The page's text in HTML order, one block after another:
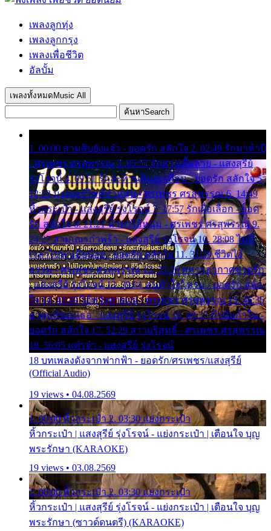
เพลงลูกทุ่ง
เพลงลูกกรุง
เพลงเพื่อชีวิต
อัลบั้ม
เพลงทั้งหมด Music All
ค้นหาSearch
1. 00:00 สามสิบยังแจ๋ว - ยอดรัก สลักใจ 2. 02:49 รักมาห้าปี
- ศรเพชร ศรสุพรรณ 3. 05:57 รักสาวเสื้อลาย - แสงสุรีย์
รุ่งโรจน์ 4. 09:51 รักสะท้านดินสะเทือน - ยอดรัก สลักใจ 5.
12:23 มอเตอร์ไซค์ทำหล่น - ศรเพชร ศรสุพรรณ 6. 14:49
หิ้วกระเป๋า - แสงสุรีย์ รุ่งโรจน์ 7. 17:57 รักเผื่อเลือก - ยอด
รัก สลักใจ 8. 21:21 น้ำตาไอ้หนุ่ม - ศรเพชร ศรสุพรรณ 9.
24:27 สามเณรกำพร้า - แสงสุรีย์ รุ่งโรจน์ 10. 28:08 ไม่มี
เวลาไปหาเมียน้อย - ยอดรัก สลักใจ 11. 31:29 ชีวิตไอ้
ธรรม - ศรเพชร ศรสุพรรณ 12. 35:26 ทหารอากาศขาดรัก
- แสงสุรีย์ รุ่งโรจน์ 13. 39:01 คนหัวใจโทรม - ยอดรัก สลัก
ใจ 14. 42:49 ไอ้หวังตายแน่ - ศรเพชร ศรสุพรรณ 15. 46:35
ธาตุแท้ของเธอ - แสงสุรีย์ รุ่งโรจน์ 16. 49:57 กำนันกำใน -
ยอดรัก สลักใจ 17. 52:29 สาวบริสุทธิ์ - ศรเพชร ศรสุพรรณ
18. 56:05 แต๋วจ๋า - แสงสุรีย์ รุ่งโรจน์
18 บทเพลงดังจากฟากฟ้า - ยอดรัก/ศรเพชร/แสงสุรีย์
(Official Audio)
19 views • 04.08.2569
1. 00:00 หิ้วกระเป๋า 2. 03:30 แย่งกระเป๋า
หิ้วกระเป๋า | แสงสุรีย์ รุ่งโรจน์ - แย่งกระเป๋า | เตือนใจ บุญ
พระรักษา (KARAOKE)
19 views • 03.08.2569
1. 00:00 หิ้วกระเป๋า 2. 03:30 แย่งกระเป๋า
หิ้วกระเป๋า | แสงสุรีย์ รุ่งโรจน์ - แย่งกระเป๋า | เตือนใจ บุญ
พระรักษา (ซาวด์ดนตรี) (KARAOKE)